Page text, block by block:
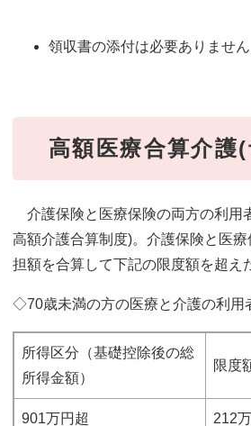
領収書の添付は必要ありません
高額医療合算介護
介護保険と医療保険の両方の利用
高額介護合算制度)。介護保険と医
担額を合算して下記の限度額を超え
◇70歳未満の方の医療と介護の利用
所得区分（基礎控除後の総
所得金額）
限度
901万円超 212